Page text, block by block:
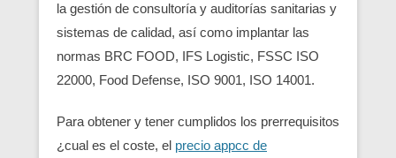
la gestión de consultoría y auditorías sanitarias y
sistemas de calidad, así como implantar las
normas BRC FOOD, IFS Logistic, FSSC ISO
22000, Food Defense, ISO 9001, ISO 14001.
Para obtener y tener cumplidos los prerrequisitos
¿cual es el coste, el precio appcc de